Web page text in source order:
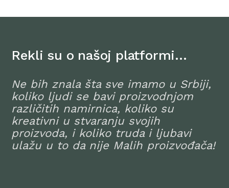
Rekli su o našoj platformi…
Ne bih znala šta sve imamo u Srbiji,
koliko ljudi se bavi proizvodnjom
različitih namirnica, koliko su
kreativni u stvaranju svojih
proizvoda, i koliko truda i ljubavi
ulažu u to da nije Malih proizvođača!